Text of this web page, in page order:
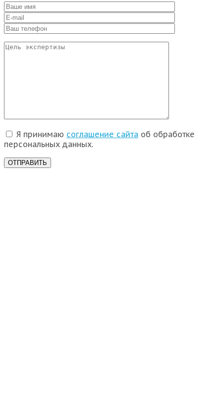
Я принимаю соглашение сайта об обработке
персональных данных.